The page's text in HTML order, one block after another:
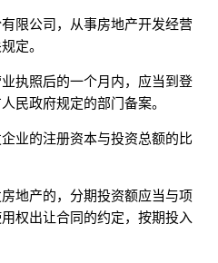
限公司，从事房地产开发经营
定。
执照后的一个月内，应当到登
民政府规定的部门备案。
业的注册资本与投资总额的比
地产的，分期投资额应当与项
权出让合同的约定，按期投入